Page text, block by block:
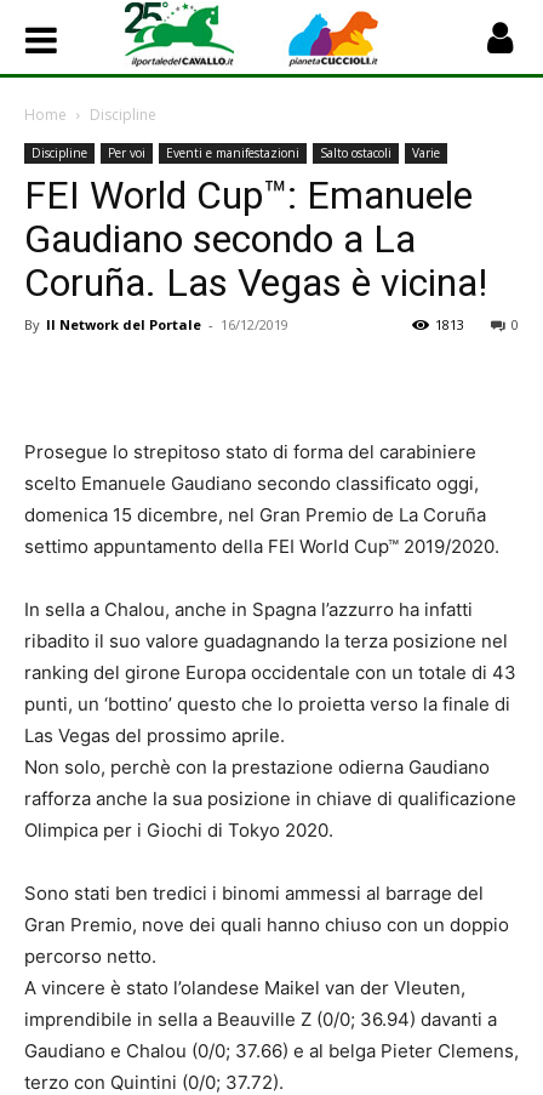
Home Discipline
Discipline Per voi Eventi e manifestazioni Salto ostacoli Varie
FEI World Cup™: Emanuele
Gaudiano secondo a La
Coruña. Las Vegas è vicina!
By Il Network del Portale - 16/12/2019 0
1813
Prosegue lo strepitoso stato di forma del carabiniere
scelto Emanuele Gaudiano secondo classificato oggi,
domenica 15 dicembre, nel Gran Premio de La Coruña
settimo appuntamento della FEI World Cup™ 2019/2020.
In sella a Chalou, anche in Spagna l’azzurro ha infatti
ribadito il suo valore guadagnando la terza posizione nel
ranking del girone Europa occidentale con un totale di 43
punti, un ‘bottino’ questo che lo proietta verso la finale di
Las Vegas del prossimo aprile.
Non solo, perchè con la prestazione odierna Gaudiano
rafforza anche la sua posizione in chiave di qualificazione
Olimpica per i Giochi di Tokyo 2020.
Sono stati ben tredici i binomi ammessi al barrage del
Gran Premio, nove dei quali hanno chiuso con un doppio
percorso netto.
A vincere è stato l’olandese Maikel van der Vleuten,
imprendibile in sella a Beauville Z (0/0; 36.94) davanti a
Gaudiano e Chalou (0/0; 37.66) e al belga Pieter Clemens,
terzo con Quintini (0/0; 37.72).